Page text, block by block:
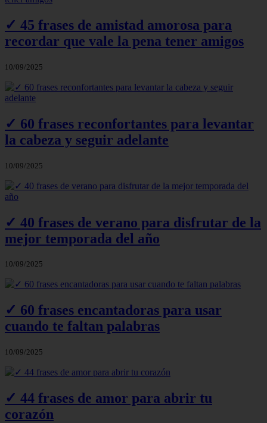
✓ 45 frases de amistad amorosa para
recordar que vale la pena tener amigos
10/09/2025
✓ 60 frases reconfortantes para levantar
la cabeza y seguir adelante
10/09/2025
✓ 40 frases de verano para disfrutar de la
mejor temporada del año
10/09/2025
✓ 60 frases encantadoras para usar
cuando te faltan palabras
10/09/2025
✓ 44 frases de amor para abrir tu
corazón